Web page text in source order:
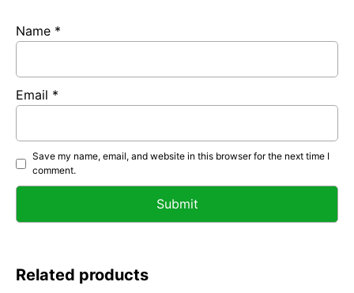
Name *
Email *
Save my name, email, and website in this browser for the next time I
comment.
Related products